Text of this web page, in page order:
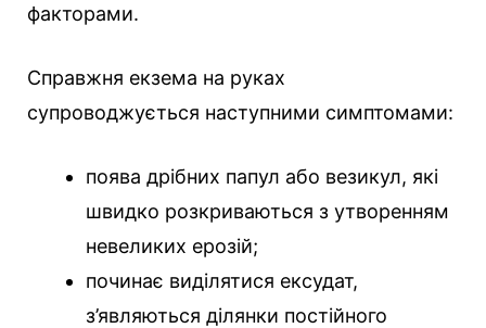
факторами.
Справжня екзема на руках
супроводжується наступними симптомами:
поява дрібних папул або везикул, які
швидко розкриваються з утворенням
невеликих ерозій;
починає виділятися ексудат,
з’являються ділянки постійного